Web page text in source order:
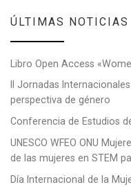
ÚLTIMAS NOTICIAS
Libro Open Access
II Jornadas
perspectiva de género
Conferencia de Estudios
UNESCO WFEO ONU
de las mujeres en STEM
Día Internacional de la